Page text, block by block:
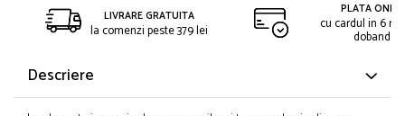
LIVRARE GRATUITA
la comenzi peste 379 lei
PLATA
cu cardul in 6
dobanda
Descriere